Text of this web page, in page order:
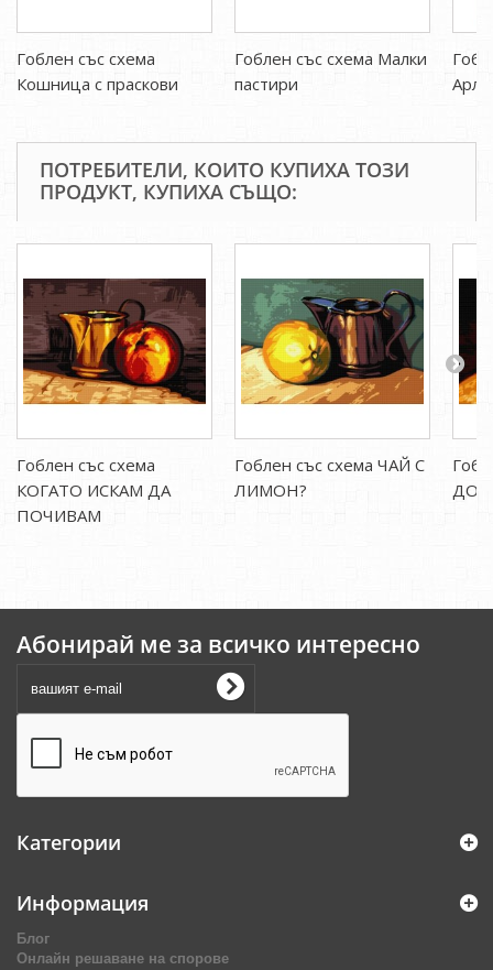
Гоблен със схема
Кошница с праскови
Гоблен със схема Малки
пастири
ПОТРЕБИТЕЛИ, КОИТО КУПИХА ТОЗИ
ПРОДУКТ, КУПИХА СЪЩО:
Гоблен със схема
КОГАТО ИСКАМ ДА
ПОЧИВАМ
Гоблен със схема ЧАЙ С
ЛИМОН?
Абонирай ме за всичко интересно
Категории
Информация
Блог
Онлайн решаване на спорове